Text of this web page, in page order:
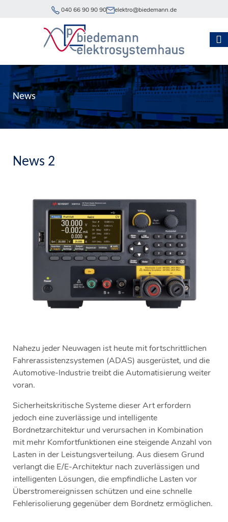
040 66 90 90 90 elektro@biedemann.de
News
News 2
Nahezu jeder Neuwagen ist heute mit fortschrittlichen
Fahrerassistenzsystemen (ADAS) ausgerüstet, und die
Automotive-Industrie treibt die Automatisierung weiter
voran.
Sicherheitskritische Systeme dieser Art erfordern
jedoch eine zuverlässige und intelligente
Bordnetzarchitektur und verursachen in Kombination
mit mehr Komfortfunktionen eine steigende Anzahl von
Lasten in der Leistungsverteilung. Aus diesem Grund
verlangt die E/E-Architektur nach zuverlässigen und
intelligenten Lösungen, die empfindliche Lasten vor
Überstromereignissen schützen und eine schnelle
Fehlerisolierung gegenüber dem Bordnetz ermöglichen.